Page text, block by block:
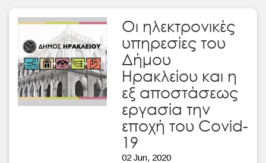
Οι ηλεκτρονικές
υπηρεσίες του
Δήμου
Ηρακλείου και η
εξ αποστάσεως
εργασία την
εποχή του Covid-
19
02 Jun, 2020